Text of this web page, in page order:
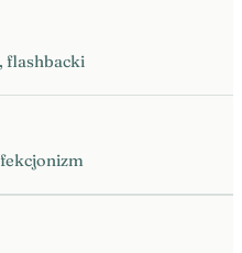
flashbacki